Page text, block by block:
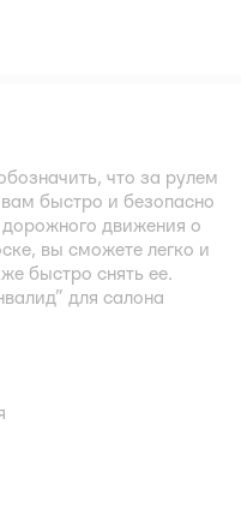
что за рулем
быстро и безопасно
движения о
вы сможете легко и
быстро снять ее.
для салона